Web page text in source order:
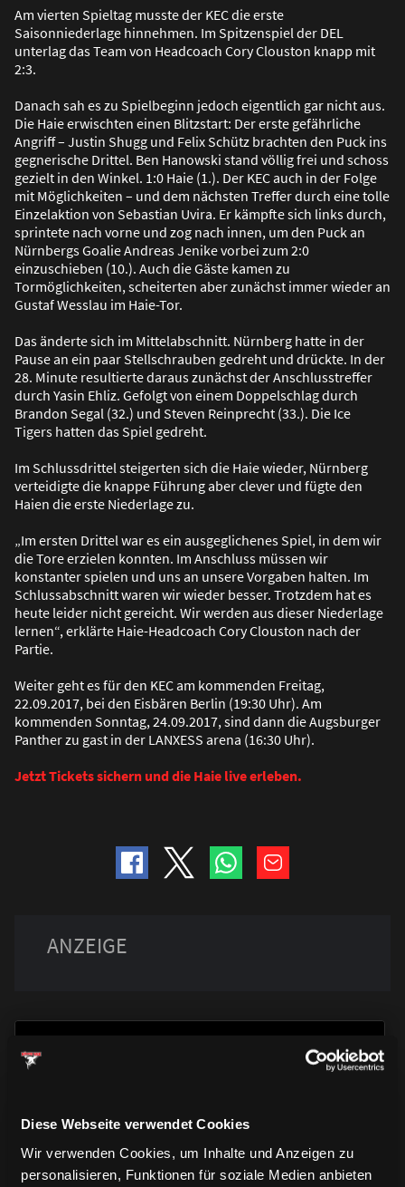
Diese Webseite verwendet Cookies
Wir verwenden Cookies, um Inhalte und Anzeigen zu
personalisieren, Funktionen für soziale Medien anbieten
Am vierten Spieltag musste der KEC die erste
Saisonniederlage hinnehmen. Im Spitzenspiel der DEL
unterlag das Team von Headcoach Cory Clouston knapp mit
2:3.
Danach sah es zu Spielbeginn jedoch eigentlich gar nicht aus.
Die Haie erwischten einen Blitzstart: Der erste gefährliche
Angriff – Justin Shugg und Felix Schütz brachten den Puck ins
gegnerische Drittel. Ben Hanowski stand völlig frei und schoss
gezielt in den Winkel. 1:0 Haie (1.). Der KEC auch in der Folge
mit Möglichkeiten – und dem nächsten Treffer durch eine tolle
Einzelaktion von Sebastian Uvira. Er kämpfte sich links durch,
sprintete nach vorne und zog nach innen, um den Puck an
Nürnbergs Goalie Andreas Jenike vorbei zum 2:0
einzuschieben (10.). Auch die Gäste kamen zu
Tormöglichkeiten, scheiterten aber zunächst immer wieder an
Gustaf Wesslau im Haie-Tor.
Das änderte sich im Mittelabschnitt. Nürnberg hatte in der
Pause an ein paar Stellschrauben gedreht und drückte. In der
28. Minute resultierte daraus zunächst der Anschlusstreffer
durch Yasin Ehliz. Gefolgt von einem Doppelschlag durch
Brandon Segal (32.) und Steven Reinprecht (33.). Die Ice
Tigers hatten das Spiel gedreht.
Im Schlussdrittel steigerten sich die Haie wieder, Nürnberg
verteidigte die knappe Führung aber clever und fügte den
Haien die erste Niederlage zu.
„Im ersten Drittel war es ein ausgeglichenes Spiel, in dem wir
die Tore erzielen konnten. Im Anschluss müssen wir
konstanter spielen und uns an unsere Vorgaben halten. Im
Schlussabschnitt waren wir wieder besser. Trotzdem hat es
heute leider nicht gereicht. Wir werden aus dieser Niederlage
lernen“, erklärte Haie-Headcoach Cory Clouston nach der
Partie.
Weiter geht es für den KEC am kommenden Freitag,
22.09.2017, bei den Eisbären Berlin (19:30 Uhr). Am
kommenden Sonntag, 24.09.2017, sind dann die Augsburger
Panther zu gast in der LANXESS arena (16:30 Uhr).
Jetzt Tickets sichern und die Haie live erleben.
TRIKOTS
TRIKOTS
TRIKOTS